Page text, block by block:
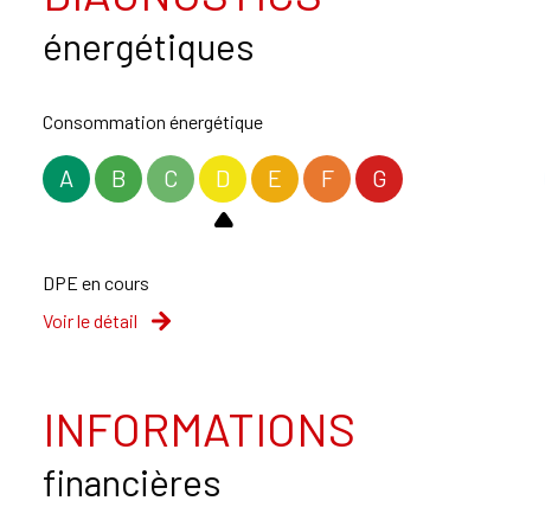
énergétiques
Consommation énergétique
A B C D E F G
DPE en cours
Voir le détail
INFORMATIONS
financières